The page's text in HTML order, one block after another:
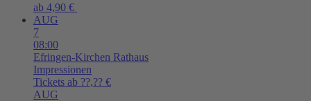
ab 4,90 €
AUG
7
08:00
Efringen-Kirchen Rathaus
Impressionen
Tickets ab ??,?? €
AUG